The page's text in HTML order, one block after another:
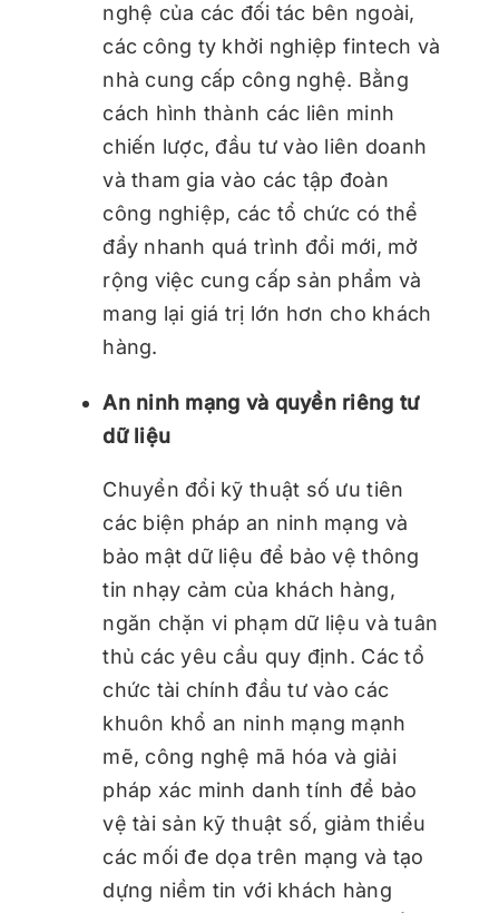
nghệ của các đối tác bên ngoài,
các công ty khởi nghiệp fintech và
nhà cung cấp công nghệ. Bằng
cách hình thành các liên minh
chiến lược, đầu tư vào liên doanh
và tham gia vào các tập đoàn
công nghiệp, các tổ chức có thể
đẩy nhanh quá trình đổi mới, mở
rộng việc cung cấp sản phẩm và
mang lại giá trị lớn hơn cho khách
hàng.
An ninh mạng và quyền riêng tư
dữ liệu
Chuyển đổi kỹ thuật số ưu tiên
các biện pháp an ninh mạng và
bảo mật dữ liệu để bảo vệ thông
tin nhạy cảm của khách hàng,
ngăn chặn vi phạm dữ liệu và tuân
thủ các yêu cầu quy định. Các tổ
chức tài chính đầu tư vào các
khuôn khổ an ninh mạng mạnh
mẽ, công nghệ mã hóa và giải
pháp xác minh danh tính để bảo
vệ tài sản kỹ thuật số, giảm thiểu
các mối đe dọa trên mạng và tạo
dựng niềm tin với khách hàng